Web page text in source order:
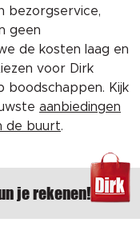
bezorgservice,
geen
de kosten laag en
voor Dirk
boodschappen. Kijk
aanbiedingen
de buurt.
je rekenen!